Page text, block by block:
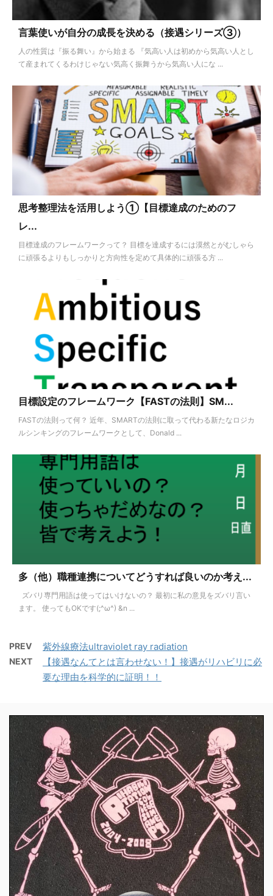
言葉使いが自分の成長を決める（接遇シリーズ③）
人の性質は『振る舞い』から始まる 『気高い人は初めから気高い人とし
て産まれてくるわけじゃない気高く振舞うから気高い人にな ...
思考整理法を活用しよう①【目標達成のためのフ
レ...
目標達成のフレームワークって？ 目標を達成するには漠然とがむしゃら
に頑張るよりもしっかりと方向性を定めて具体的に頑張る方 ...
目標設定のフレームワーク【FASTの法則】SM...
FASTの法則って何？ 近年、SMARTの法則に取って代わる新たなロジカ
ルシンキングのフレームワークとして、Donald ...
多（他）職種連携についてどうすれば良いのか考え...
ズバリ専門用語は使ってはいけないの？ 最初に私の意見をズバリ言い
ます。 使ってもOKです(;^ω^) &n ...
PREV 紫外線療法ultraviolet ray radiation
NEXT
【接遇なんてとは言わせない！】接遇がリハビリに必
要な理由を科学的に証明！！